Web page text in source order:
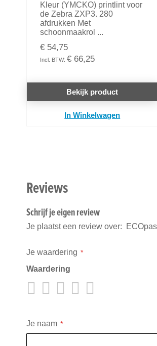
Kleur (YMCKO) printlint voor
de Zebra ZXP3. 280
afdrukken Met
schoonmaakrol ...
€ 54,75
€ 66,25
Bekijk product
In Winkelwagen
Reviews
Schrijf je eigen review
Je plaatst een review over:
Je waardering
Waardering
1
star
2
stars
3
stars
4
stars
Je naam